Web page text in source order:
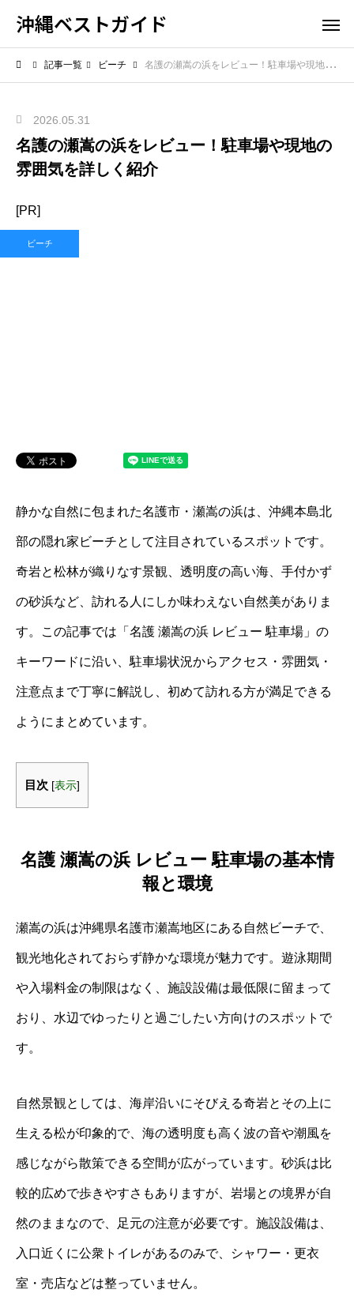
沖縄ベストガイド
記事一覧 ビーチ 名護の瀬嵩の浜をレビュー！駐車場や現地の雰囲気を詳しく紹介
2026.05.31
名護の瀬嵩の浜をレビュー！駐車場や現地の
雰囲気を詳しく紹介
[PR]
ビーチ
静かな自然に包まれた名護市・瀬嵩の浜は、沖縄本島北
部の隠れ家ビーチとして注目されているスポットです。
奇岩と松林が織りなす景観、透明度の高い海、手付かず
の砂浜など、訪れる人にしか味わえない自然美がありま
す。この記事では「名護 瀬嵩の浜 レビュー 駐車場」の
キーワードに沿い、駐車場状況からアクセス・雰囲気・
注意点まで丁寧に解説し、初めて訪れる方が満足できる
ようにまとめています。
目次 [表示]
名護 瀬嵩の浜 レビュー 駐車場の基本情
報と環境
瀬嵩の浜は沖縄県名護市瀬嵩地区にある自然ビーチで、
観光地化されておらず静かな環境が魅力です。遊泳期間
や入場料金の制限はなく、施設設備は最低限に留まって
おり、水辺でゆったりと過ごしたい方向けのスポットで
す。
自然景観としては、海岸沿いにそびえる奇岩とその上に
生える松が印象的で、海の透明度も高く波の音や潮風を
感じながら散策できる空間が広がっています。砂浜は比
較的広めで歩きやすさもありますが、岩場との境界が自
然のままなので、足元の注意が必要です。施設設備は、
入口近くに公衆トイレがあるのみで、シャワー・更衣
室・売店などは整っていません。